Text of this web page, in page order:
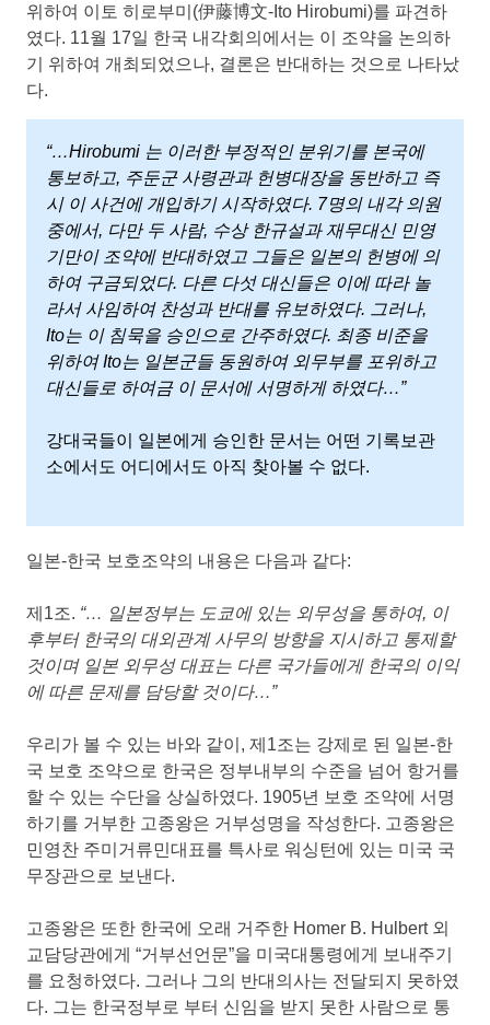
위하여 이토 히로부미(伊藤博文-Ito Hirobumi)를 파견하
였다. 11월 17일 한국 내각회의에서는 이 조약을 논의하
기 위하여 개최되었으나, 결론은 반대하는 것으로 나타났
다.
“…Hirobumi 는 이러한 부정적인 분위기를 본국에
통보하고, 주둔군 사령관과 헌병대장을 동반하고 즉
시 이 사건에 개입하기 시작하였다. 7명의 내각 의원
중에서, 다만 두 사람, 수상 한규설과 재무대신 민영
기만이 조약에 반대하였고 그들은 일본의 헌병에 의
하여 구금되었다. 다른 다섯 대신들은 이에 따라 놀
라서 사임하여 찬성과 반대를 유보하였다. 그러나,
Ito는 이 침묵을 승인으로 간주하였다. 최종 비준을
위하여 Ito는 일본군들 동원하여 외무부를 포위하고
대신들로 하여금 이 문서에 서명하게 하였다…”
강대국들이 일본에게 승인한 문서는 어떤 기록보관
소에서도 어디에서도 아직 찾아볼 수 없다.
일본-한국 보호조약의 내용은 다음과 같다:
제1조. “… 일본정부는 도쿄에 있는 외무성을 통하여, 이
후부터 한국의 대외관계 사무의 방향을 지시하고 통제할
것이며 일본 외무성 대표는 다른 국가들에게 한국의 이익
에 따른 문제를 담당할 것이다…”
우리가 볼 수 있는 바와 같이, 제1조는 강제로 된 일본-한
국 보호 조약으로 한국은 정부내부의 수준을 넘어 항거를
할 수 있는 수단을 상실하였다. 1905년 보호 조약에 서명
하기를 거부한 고종왕은 거부성명을 작성한다. 고종왕은
민영찬 주미거류민대표를 특사로 워싱턴에 있는 미국 국
무장관으로 보낸다.
고종왕은 또한 한국에 오래 거주한 Homer B. Hulbert 외
교담당관에게 “거부선언문”을 미국대통령에게 보내주기
를 요청하였다. 그러나 그의 반대의사는 전달되지 못하였
다. 그는 한국정부로 부터 신임을 받지 못한 사람으로 통